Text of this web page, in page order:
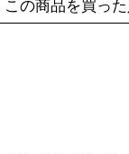
この商品を買っ